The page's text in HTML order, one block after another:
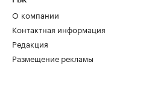
О компании
Контактная информация
Редакция
Размещение рекламы